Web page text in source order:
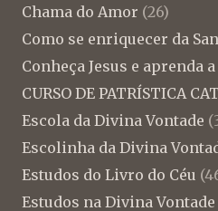
Chama do Amor (26)
Como se enriquecer da
Conheça Jesus e aprenda
CURSO DE PATRÍSTICA
Escola da Divina Vontade
Escolinha da Divina
Estudos do Livro do Céu
Estudos na Divina Vontade